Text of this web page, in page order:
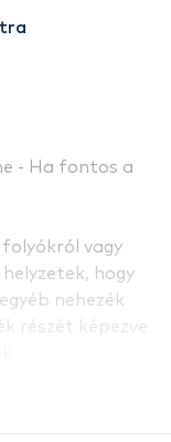
- Ha fontos a
folyókról vagy
hogy
nehezék
részét képezve